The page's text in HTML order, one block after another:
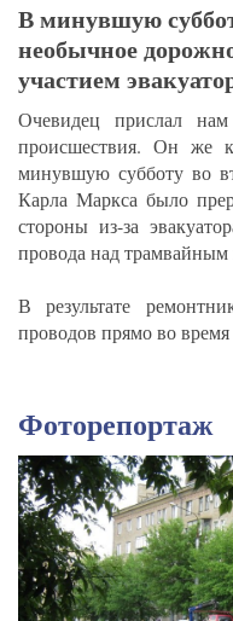
В минувшую
необычное
участием
Очевидец прислал
происшествия. Он же
минувшую субботу во
Карла Маркса было
стороны из-за
провода над
В результате
проводов прямо во
Фоторепортаж